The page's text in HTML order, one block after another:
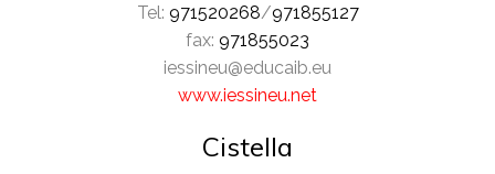
Tel: 971520268/971855127
fax: 971855023
iessineu@educaib.eu
www.iessineu.net
Cistella